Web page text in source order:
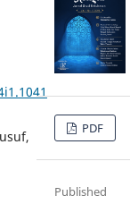
PDF
Published